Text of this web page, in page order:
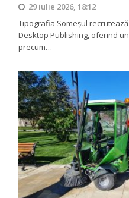
29 iulie 2026, 18:12
Tipografia Someșul
Desktop Publishing, oferind
precum…